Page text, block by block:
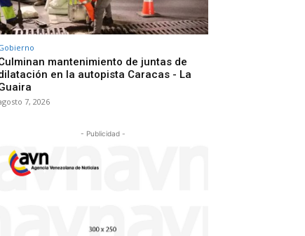
mantenimiento de juntas de
en la autopista Caracas - La
7, 2026
- Publicidad -